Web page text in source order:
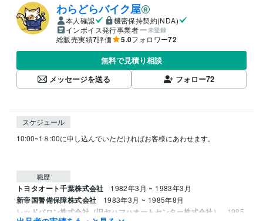
わらどらバイク屋
本人確認
機密保持契約(NDA)
インボイス発行事業者
未登録
総販売実績7評価 5.0フォロワー72
無料で見積り相談
メッセージを送る
フォロー72
スケジュール
10:00~1８:00に申し込んでいただければお客様にあわせます。
職歴
トヨタオート千葉株式会社 1982年3月 ~ 1983年3月
新帝国警備保障株式会社 1983年3月 ~ 1985年8月
レッドバロン株式会社（旧ヤハマハオートセンター株式会社）
1985